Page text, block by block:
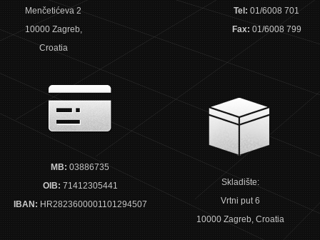
Menčetićeva 2
10000 Zagreb,
Croatia
Tel:01/6008 701
Fax: 01/6008 799
MB: 03886735
OIB: 71412305441
IBAN: HR2823600001101294507
Skladište:
Vrtni put 6
10000 Zagreb, Croatia